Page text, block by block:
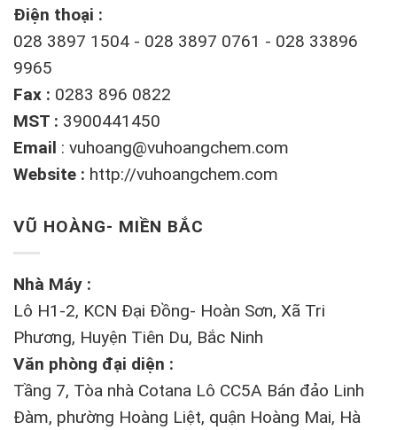
Điện thoại :
028 3897 1504 - 028 3897 0761 - 028 33896
9965
Fax : 0283 896 0822
MST : 3900441450
Email : vuhoang@vuhoangchem.com
Website : http://vuhoangchem.com
VŨ HOÀNG- MIỀN BẮC
Nhà Máy :
Lô H1-2, KCN Đại Đồng- Hoàn Sơn, Xã Tri
Phương, Huyện Tiên Du, Bắc Ninh
Văn phòng đại diện :
Tầng 7, Tòa nhà Cotana Lô CC5A Bán đảo Linh
Đàm, phường Hoàng Liệt, quận Hoàng Mai, Hà